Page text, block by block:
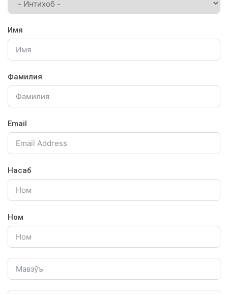
Имя
Фамилия
Email
Насаб
Ном